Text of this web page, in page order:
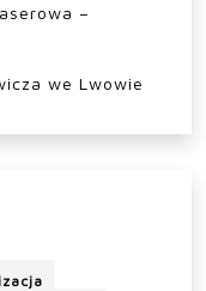
–
we Lwowie